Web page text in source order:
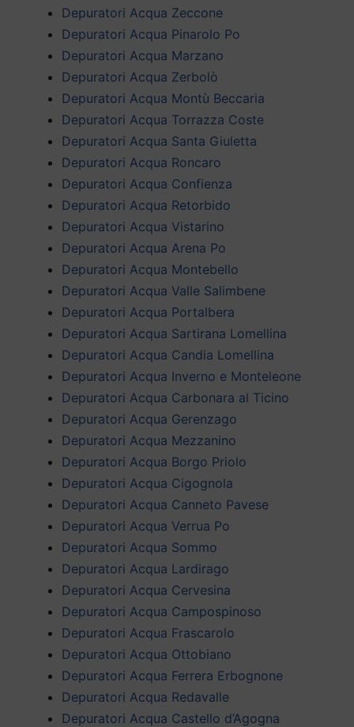
Depuratori Acqua Zeccone
Depuratori Acqua Pinarolo Po
Depuratori Acqua Marzano
Depuratori Acqua Zerbolò
Depuratori Acqua Montù Beccaria
Depuratori Acqua Torrazza Coste
Depuratori Acqua Santa Giuletta
Depuratori Acqua Roncaro
Depuratori Acqua Confienza
Depuratori Acqua Retorbido
Depuratori Acqua Vistarino
Depuratori Acqua Arena Po
Depuratori Acqua Montebello
Depuratori Acqua Valle Salimbene
Depuratori Acqua Portalbera
Depuratori Acqua Sartirana Lomellina
Depuratori Acqua Candia Lomellina
Depuratori Acqua Inverno e Monteleone
Depuratori Acqua Carbonara al Ticino
Depuratori Acqua Gerenzago
Depuratori Acqua Mezzanino
Depuratori Acqua Borgo Priolo
Depuratori Acqua Cigognola
Depuratori Acqua Canneto Pavese
Depuratori Acqua Verrua Po
Depuratori Acqua Sommo
Depuratori Acqua Lardirago
Depuratori Acqua Cervesina
Depuratori Acqua Campospinoso
Depuratori Acqua Frascarolo
Depuratori Acqua Ottobiano
Depuratori Acqua Ferrera Erbognone
Depuratori Acqua Redavalle
Depuratori Acqua Castello d’Agogna